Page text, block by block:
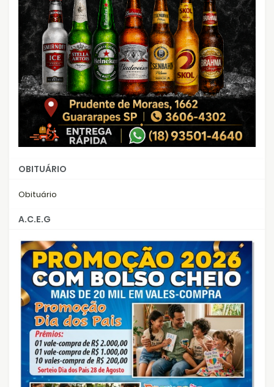
OBITUÁRIO
Obituário
A.C.E.G